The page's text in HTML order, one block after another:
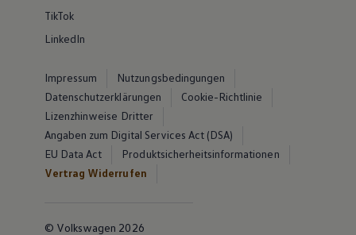
TikTok
LinkedIn
Impressum
Nutzungsbedingungen
Datenschutzerklärungen
Cookie-Richtlinie
Lizenzhinweise Dritter
Angaben zum Digital Services Act (DSA)
EU Data Act
Produktsicherheitsinformationen
Vertrag Widerrufen
© Volkswagen 2026